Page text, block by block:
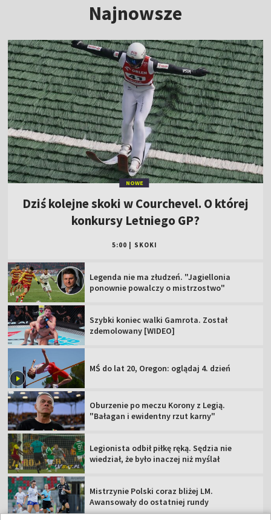
Najnowsze
NOWE
Dziś kolejne skoki w Courchevel. O której
konkursy Letniego GP?
5:00 SKOKI
Legenda nie ma złudzeń. "Jagiellonia
ponownie powalczy o mistrzostwo"
Szybki koniec walki Gamrota. Został
zdemolowany [WIDEO]
MŚ do lat 20, Oregon: oglądaj 4. dzień
Oburzenie po meczu Korony z Legią.
"Bałagan i ewidentny rzut karny"
Legionista odbił piłkę ręką. Sędzia nie
wiedział, że było inaczej niż myślał
Mistrzynie Polski coraz bliżej LM.
Awansowały do ostatniej rundy